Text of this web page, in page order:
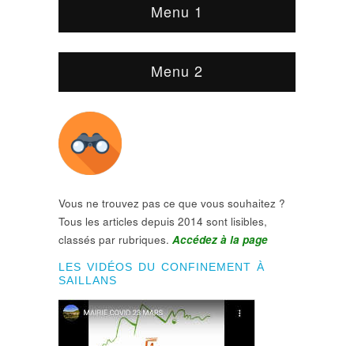
Menu 1
Menu 2
Vous ne trouvez pas ce que vous souhaitez ?
Tous les articles depuis 2014 sont lisibles,
classés par rubriques. Accédez à la page
LES VIDÉOS DU CONFINEMENT À
SAILLANS